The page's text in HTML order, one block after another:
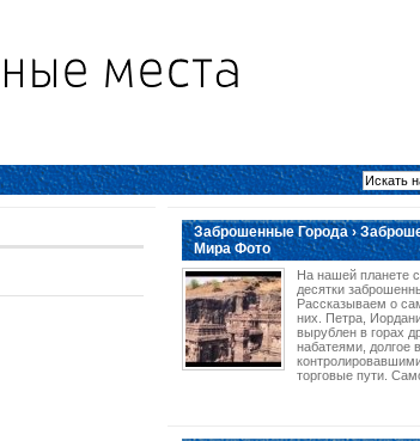
Заброшенные Города ›
Мира Фото
На нашей планете
десятки
Рассказываем о
них. Петра,
вырублен в горах
набатеями, долгое
торговые пути.